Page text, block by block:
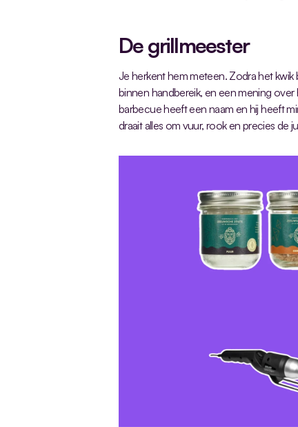
De grillmeester
Je herkent hem meteen. Zodra het kwik
binnen handbereik, en een mening
barbecue heeft een naam en hij heeft
draait alles om vuur, rook en precies de